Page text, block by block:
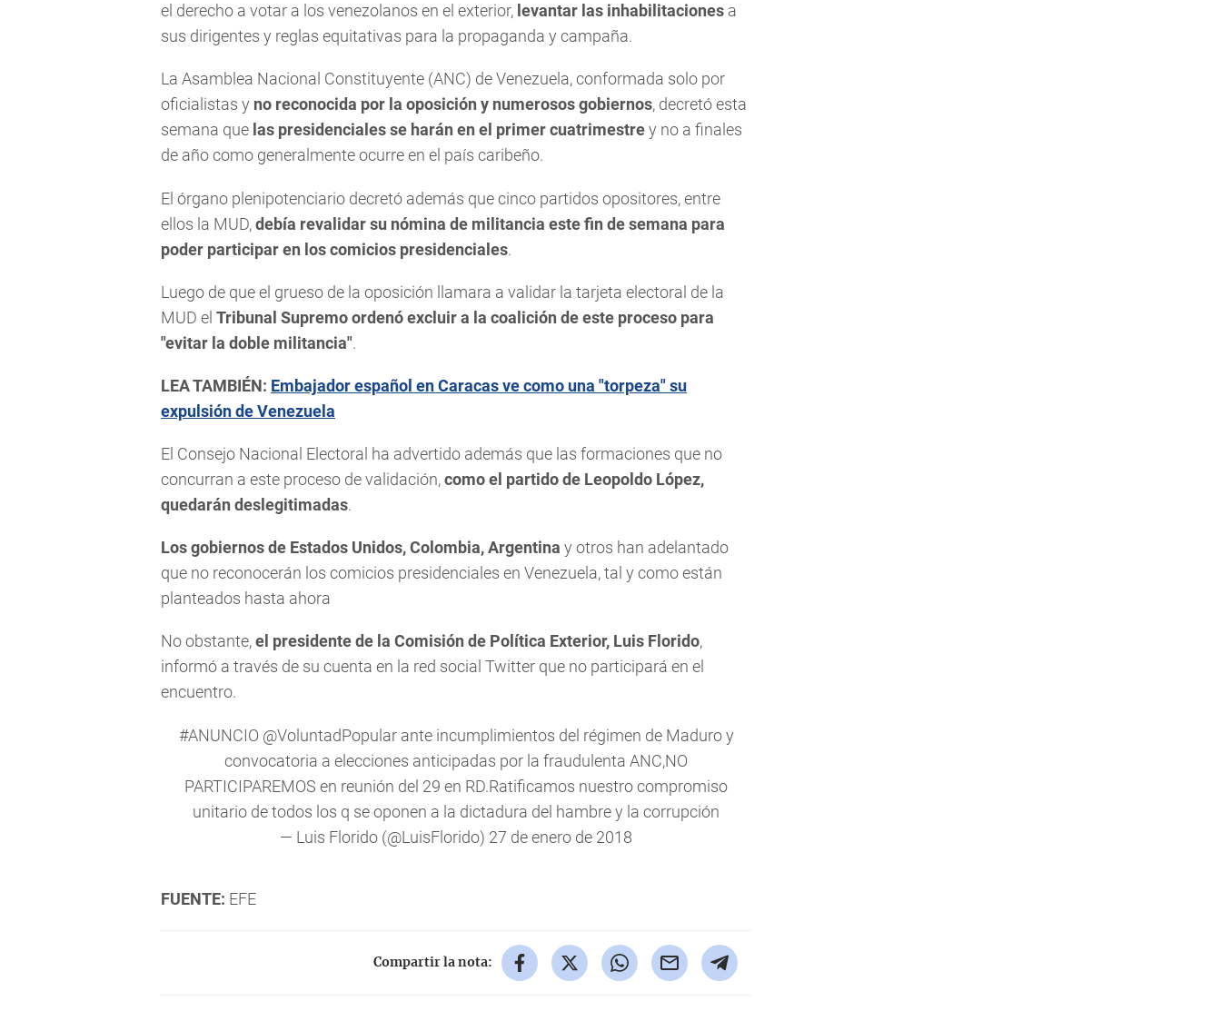
el derecho a votar a los venezolanos en el exterior, levantar las inhabilitaciones a
sus dirigentes y reglas equitativas para la propaganda y campaña.
La Asamblea Nacional Constituyente (ANC) de Venezuela, conformada solo por
oficialistas y no reconocida por la oposición y numerosos gobiernos, decretó esta
semana que las presidenciales se harán en el primer cuatrimestrey no a finales
de año como generalmente ocurre en el país caribeño.
El órgano plenipotenciario decretó además que cinco partidos opositores, entre
ellos la MUD,debía revalidar su nómina de militancia este fin de semana para
poder participar en los comicios presidenciales.
Luego de que el grueso de la oposición llamara a validar la tarjeta electoral de la
MUD el Tribunal Supremo ordenó excluir a la coalición de este proceso para
"evitar la doble militancia".
LEA TAMBIÉN: Embajador español en Caracas ve como una "torpeza" su
expulsión de Venezuela
El Consejo Nacional Electoral ha advertido además que las formaciones que no
concurran a este proceso de validación,como el partido de Leopoldo López,
quedarán deslegitimadas.
Los gobiernos de Estados Unidos, Colombia, Argentina y otros han adelantado
que no reconocerán los comicios presidenciales en Venezuela, tal y como están
planteados hasta ahora
No obstante,el presidente de la Comisión de Política Exterior, Luis Florido,
informó a través de su cuenta en la red social Twitter que no participará en el
encuentro.
#ANUNCIO @VoluntadPopularante incumplimientos del régimen de Maduro y
convocatoria a elecciones anticipadas por la fraudulenta ANC,NO
PARTICIPAREMOS en reunión del 29 en RD.Ratificamos nuestro compromiso
unitario de todos los q se oponen a la dictadura del hambre y la corrupción
— Luis Florido (@LuisFlorido) 27 de enero de 2018
FUENTE: EFE
Compartir la nota: